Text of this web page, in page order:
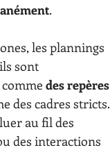
.
les plannings
sont
des repères
des cadres stricts.
au fil des
des interactions